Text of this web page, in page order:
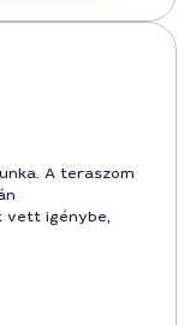
A teraszom
vett igénybe,